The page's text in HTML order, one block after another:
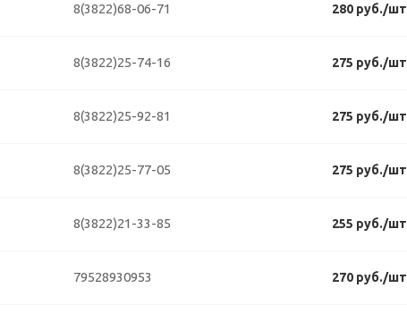
8(3822)68-06-71 280 руб./шт
8(3822)25-74-16 275 руб./шт
8(3822)25-92-81 275 руб./шт
8(3822)25-77-05 275 руб./шт
8(3822)21-33-85 255 руб./шт
79528930953 270 руб./шт